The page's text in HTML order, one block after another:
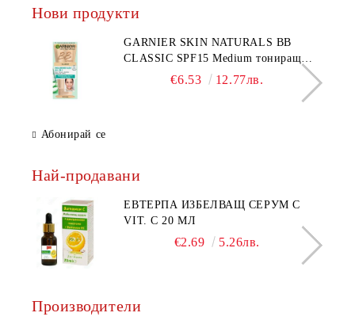
Нови продукти
GARNIER SKIN NATURALS BB
CLASSIC SPF15 Medium тониращ
дневен крем за лице среден нюанс за
€6.53 12.77лв.
Абонирай се
Най-продавани
ЕВТЕРПА ИЗБЕЛВАЩ СЕРУМ С
VIT. C 20 МЛ
€2.69 5.26лв.
Производители